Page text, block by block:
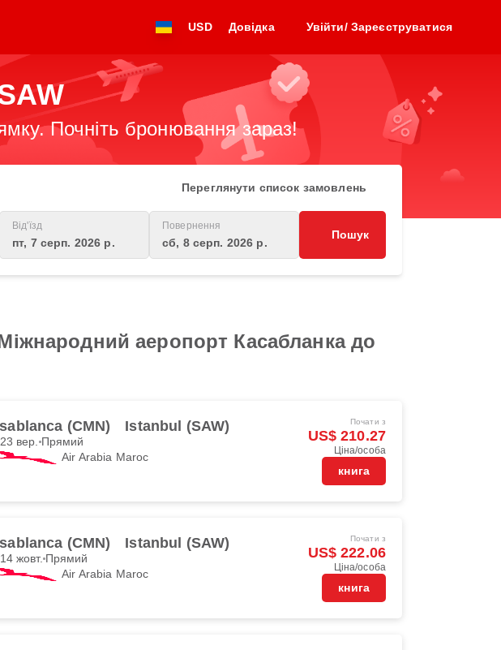
USD Довідка Увійти/ Зареєструватися
Почніть бронювання зараз!
Переглянути список замовлень
Від'їзд
пт, 7 серп. 2026 р.
Повернення
сб, 8 серп. 2026 р.
Пошук
аеропорт Касабланка до
(CMN) Istanbul (SAW)
вер. Прямий
Air Arabia Maroc
Почати з
US$ 210.27
Ціна/особа
книга
(CMN) Istanbul (SAW)
жовт. Прямий
Air Arabia Maroc
Почати з
US$ 222.06
Ціна/особа
книга